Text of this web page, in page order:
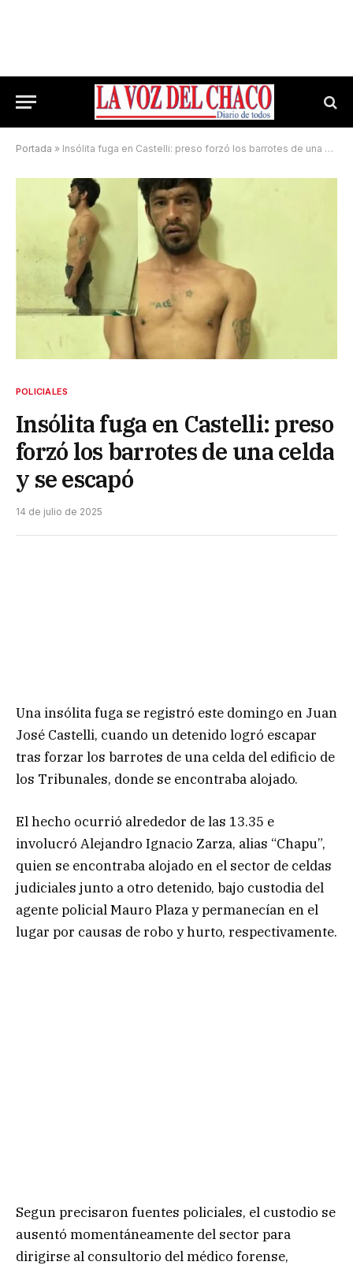
Portada » Insólita fuga en Castelli: preso forzó los barrotes de una celda y se escapó
POLICIALES
Insólita fuga en Castelli: preso
forzó los barrotes de una celda
y se escapó
14 de julio de 2025
Una insólita fuga se registró este domingo en Juan
José Castelli, cuando un detenido logró escapar
tras forzar los barrotes de una celda del edificio de
los Tribunales, donde se encontraba alojado.
El hecho ocurrió alrededor de las 13.35 e
involucró Alejandro Ignacio Zarza, alias “Chapu”,
quien se encontraba alojado en el sector de celdas
judiciales junto a otro detenido, bajo custodia del
agente policial Mauro Plaza y permanecían en el
lugar por causas de robo y hurto, respectivamente.
Segun precisaron fuentes policiales, el custodio se
ausentó momentáneamente del sector para
dirigirse al consultorio del médico forense,